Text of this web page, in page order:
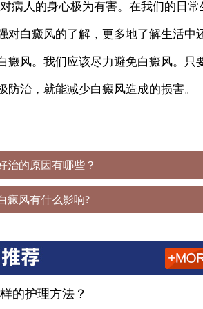
病人的身心极为有害。在我们的日常
对白癜风的了解，更多地了解生活中
癜风。我们应该尽力避免白癜风。只
防治，就能减少白癜风造成的损害。
治的原因有哪些？
癜风有什么影响?
的护理方法？